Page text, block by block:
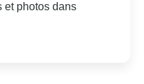
et photos dans